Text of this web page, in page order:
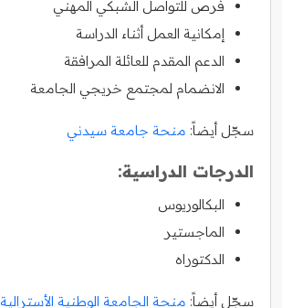
فرص للتواصل الشبكي المهني
إمكانية العمل أثناء الدراسة
الدعم المقدم للعائلة المرافقة
الانضمام لمجتمع خريجي الجامعة
سجّل أيضاً: منحة جامعة سيدني
الدرجات الدراسية:
البكالوريوس
الماجستير
الدكتوراه
سجّل أيضاً: منحة الجامعة الوطنية الأسترالية